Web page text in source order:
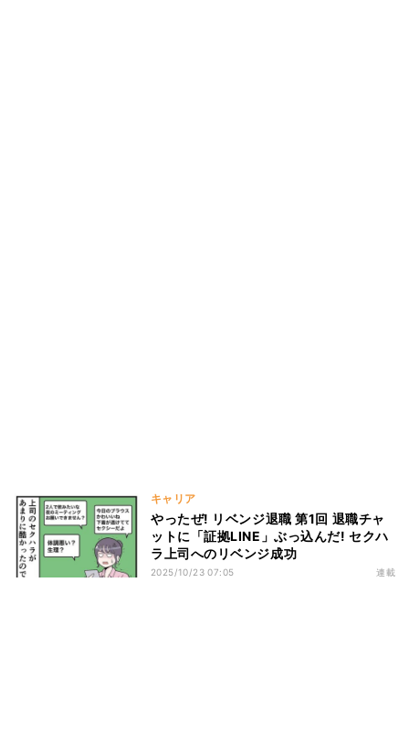
キャリア
やったぜ! リベンジ退職 第1回 退職チャ
ットに「証拠LINE」ぶっ込んだ! セクハ
ラ上司へのリベンジ成功
2025/10/23 07:05 連載